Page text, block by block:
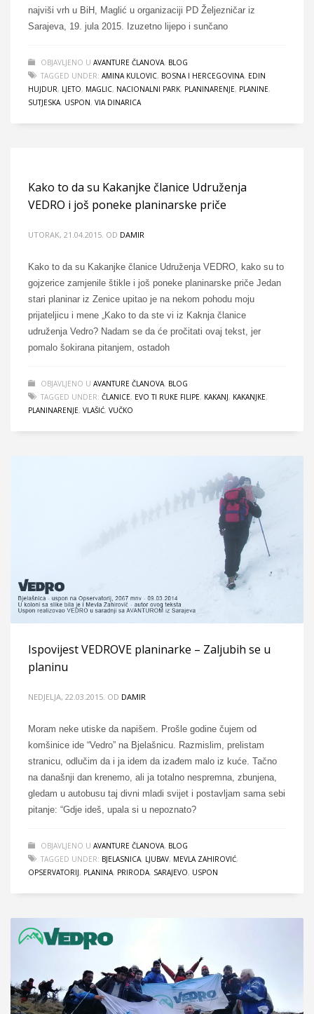
najviši vrh u BiH, Maglić u organizaciji PD Željezničar iz
Sarajeva, 19. jula 2015. Izuzetno lijepo i sunčano
OBJAVLJENO U AVANTURE ČLANOVA, BLOG
TAGGED UNDER: AMINA KULOVIC, BOSNA I HERCEGOVINA, EDIN
HUJDUR, LJETO, MAGLIC, NACIONALNI PARK, PLANINARENJE, PLANINE,
SUTJESKA, USPON, VIA DINARICA
Kako to da su Kakanjke članice Udruženja
VEDRO i još poneke planinarske priče
UTORAK, 21.04.2015. OD DAMIR
Kako to da su Kakanjke članice Udruženja VEDRO, kako su to
gojzerice zamjenile štikle i još poneke planinarske priče Jedan
stari planinar iz Zenice upitao je na nekom pohodu moju
prijateljicu i mene „Kako to da ste vi iz Kaknja članice
udruženja Vedro? Nadam se da će pročitati ovaj tekst, jer
pomalo šokirana pitanjem, ostadoh
OBJAVLJENO U AVANTURE ČLANOVA, BLOG
TAGGED UNDER: ČLANICE, EVO TI RUKE FILIPE, KAKANJ, KAKANJKE,
PLANINARENJE, VLAŠIĆ, VUČKO
Ispovijest VEDROVE planinarke – Zaljubih se u
planinu
NEDJELJA, 22.03.2015. OD DAMIR
Moram neke utiske da napišem. Prošle godine čujem od
komšinice ide “Vedro” na Bjelašnicu. Razmislim, prelistam
stranicu, odlučim da i ja idem da izađem malo iz kuće. Tačno
na današnji dan krenemo, ali ja totalno nespremna, zbunjena,
gledam u autobusu taj divni mladi svijet i postavljam sama sebi
pitanje: “Gdje ideš, upala si u nepoznato?
OBJAVLJENO U AVANTURE ČLANOVA, BLOG
TAGGED UNDER: BJELASNICA, LJUBAV, MEVLA ZAHIROVIĆ,
OPSERVATORIJ, PLANINA, PRIRODA, SARAJEVO, USPON